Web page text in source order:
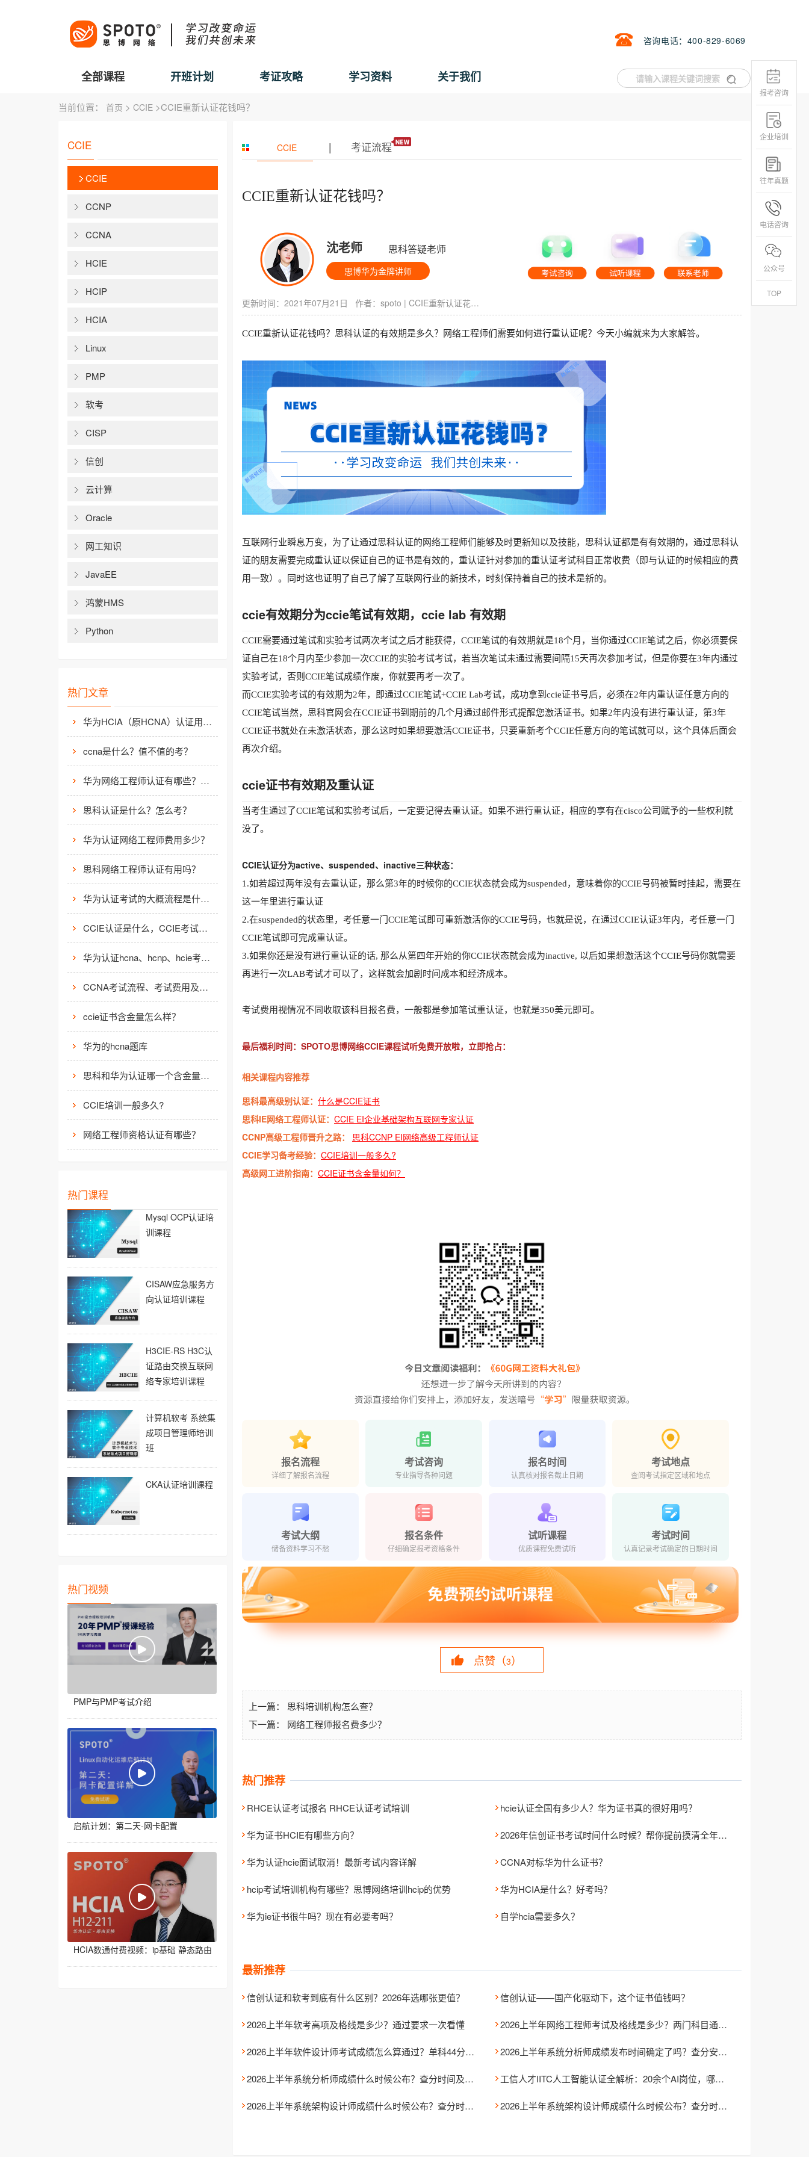
咨询电话：400-829-6069
全部课程 开班计划 考证攻略 学习资料 关于我们
当前位置： 首页 > CCIE >CCIE重新认证花钱吗？
CCIE
CCIE
CCNP
CCNA
HCIE
HCIP
HCIA
Linux
PMP
软考
CISP
信创
云计算
Oracle
网工知识
JavaEE
鸿蒙HMS
Python
热门文章
华为HCIA（原HCNA）认证用处大吗？
ccna是什么？值不值的考？
华为网络工程师认证有哪些？值不值得考？
思科认证是什么？怎么考？
华为认证网络工程师费用多少？
思科网络工程师认证有用吗？
华为认证考试的大概流程是什么样的？
CCIE认证是什么，CCIE考试认证考试指南
华为认证hcna、hcnp、hcie考试费用
CCNA考试流程、考试费用及考场介绍
ccie证书含金量怎么样？
华为的hcna题库
思科和华为认证哪一个含金量高？有什么不同吗？
CCIE培训一般多久?
网络工程师资格认证有哪些？
热门课程
Mysql OCP认证培
训课程
CISAW应急服务方
向认证培训课程
H3CIE-RS H3C认
证路由交换互联网
络专家培训课程
计算机软考 系统集
成项目管理师培训
班
CKA认证培训课程
热门视频
PMP与PMP考试介绍
启航计划：第二天-网卡配置
HCIA数通付费视频：ip基础 静态路由
CCIE | 考证流程
CCIE重新认证花钱吗？
沈老师 思科答疑老师
思博华为金牌讲师
更新时间：2021年07月21日 作者： spoto | CCIE重新认证花钱吗
CCIE重新认证花钱吗？思科认证的有效期是多久？网络工程师们需要如何进行重认证呢？今天小编就来为大家解答。
互联网行业瞬息万变，为了让通过思科认证的网络工程师们能够及时更新知以及技能，思科认证都是有有效期的，通过思科认
证的朋友需要完成重认证以保证自己的证书是有效的，重认证针对参加的重认证考试科目正常收费（即与认证的时候相应的费
用一致）。同时这也证明了自己了解了互联网行业的新技术，时刻保持着自己的技术是新的。
ccie有效期分为ccie笔试有效期，ccie lab 有效期
CCIE需要通过笔试和实验考试两次考试之后才能获得，CCIE笔试的有效期就是18个月，当你通过CCIE笔试之后，你必须要保
证自己在18个月内至少参加一次CCIE的实验考试考试，若当次笔试未通过需要间隔15天再次参加考试，但是你要在3年内通过
实验考试，否则CCIE笔试成绩作废，你就要再考一次了。
而CCIE实验考试的有效期为2年，即通过CCIE笔试+CCIE Lab考试，成功拿到ccie证书号后，必须在2年内重认证任意方向的
CCIE笔试当然，思科官网会在CCIE证书到期前的几个月通过邮件形式提醒您激活证书。如果2年内没有进行重认证，第3年
CCIE证书就处在未激活状态，那么这时如果想要激活CCIE证书，只要重新考个CCIE任意方向的笔试就可以，这个具体后面会
再次介绍。
ccie证书有效期及重认证
当考生通过了CCIE笔试和实验考试后，一定要记得去重认证。如果不进行重认证，相应的享有在cisco公司赋予的一些权利就
没了。
CCIE认证分为active、suspended、inactive三种状态：
1.如若超过两年没有去重认证，那么第3年的时候你的CCIE状态就会成为suspended，意味着你的CCIE号码被暂时挂起，需要在
这一年里进行重认证
2.在suspended的状态里，考任意一门CCIE笔试即可重新激活你的CCIE号码，也就是说，在通过CCIE认证3年内，考任意一门
CCIE笔试即可完成重认证。
3.如果你还是没有进行重认证的话, 那么从第四年开始的你CCIE状态就会成为inactive, 以后如果想激活这个CCIE号码你就需要
再进行一次LAB考试才可以了，这样就会加剧时间成本和经济成本。
考试费用视情况不同收取该科目报名费，一般都是参加笔试重认证，也就是350美元即可。
最后福利时间：SPOTO思博网络CCIE课程试听免费开放啦，立即抢占：
相关课程内容推荐
思科最高级别认证： 什么是CCIE证书
思科IE网络工程师认证： CCIE EI企业基础架构互联网专家认证
CCNP高级工程师晋升之路：
思科CCNP EI网络高级工程师认证
CCIE学习备考经验： CCIE培训一般多久?
高级网工进阶指南： CCIE证书含金量如何？
报名流程
详细了解报名流程
考试咨询
专业指导各种问题
报名时间
认真核对报名截止日期
考试地点
查阅考试指定区域和地点
考试大纲
储备资料学习不愁
报名条件
仔细确定报考资格条件
试听课程
优质课程免费试听
考试时间
认真记录考试确定的日期时间
点赞（3）
上一篇： 思科培训机构怎么查？
下一篇： 网络工程师报名费多少？
热门推荐
RHCE认证考试报名 RHCE认证考试培训 hcie认证全国有多少人？华为证书真的很好用吗？
华为证书HCIE有哪些方向？ 2026年信创证书考试时间什么时候？帮你提前摸清全年节奏
华为认证hcie面试取消！最新考试内容详解 CCNA对标华为什么证书？
hcip考试培训机构有哪些？思博网络培训hcip的优势 华为HCIA是什么？好考吗？
华为ie证书很牛吗？现在有必要考吗？ 自学hcia需要多久？
最新推荐
信创认证和软考到底有什么区别？2026年选哪张更值？ 信创认证——国产化驱动下，这个证书值钱吗？
2026上半年软考高项及格线是多少？通过要求一次看懂 2026上半年网络工程师考试及格线是多少？两门科目通过标准一致吗？
2026上半年软件设计师考试成绩怎么算通过？单科44分还能合格吗？ 2026上半年系统分析师成绩发布时间确定了吗？查分安排一文了解
2026上半年系统分析师成绩什么时候公布？查分时间及入口汇总 工信人才IITC人工智能认证全解析：20余个AI岗位，哪条路适合你？
2026上半年系统架构设计师成绩什么时候公布？查分时间抢先了解 2026上半年系统架构设计师成绩什么时候公布？查分时间及入口汇总
报考咨询
企业培训
往年真题
电话咨询
公众号
TOP